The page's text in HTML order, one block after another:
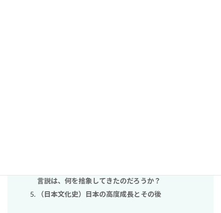
言説は、何を捨象してきたのだろうか？
（日本文化史）日本の高度成長とその後